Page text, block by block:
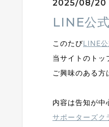
2025/08/20
LINE公
このたびLINE
当サイトのトッ
ご興味のある方
内容は告知が中
サポーターズク